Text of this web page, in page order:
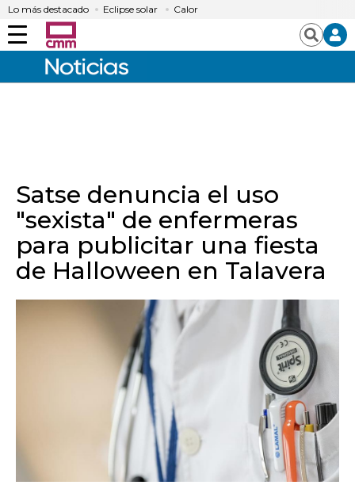
Lo más destacado Eclipse solar Calor
Menú Buscar
Satse denuncia el uso
"sexista" de enfermeras
para publicitar una fiesta
de Halloween en Talavera